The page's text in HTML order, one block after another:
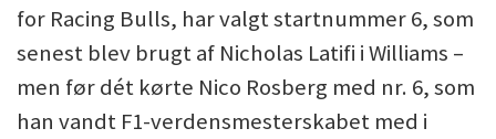
for Racing Bulls, har valgt startnummer 6, som
senest blev brugt af Nicholas Latifi i Williams –
men før dét kørte Nico Rosberg med nr. 6, som
han vandt F1-verdensmesterskabet med i